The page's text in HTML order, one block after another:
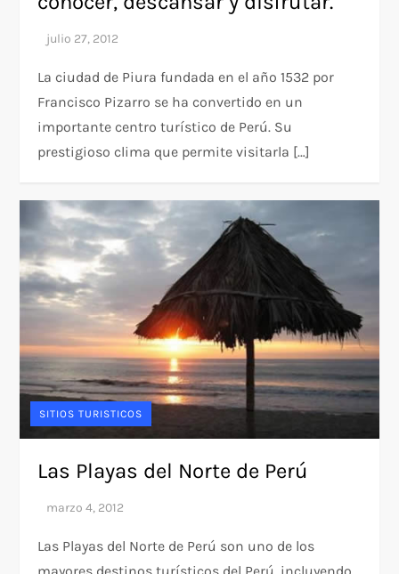
La ciudad de Piura fundada en el año 1532 por
Francisco Pizarro se ha convertido en un
importante centro turístico de Perú. Su
prestigioso clima que permite visitarla […]
SITIOS TURISTICOS
Las Playas del Norte de Perú
Las Playas del Norte de Perú son uno de los